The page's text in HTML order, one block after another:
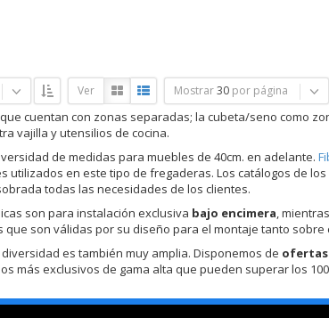
Ver Mostrar 30 por página
que cuentan con zonas separadas; la cubeta/seno como
vajilla y utensilios de cocina.
de medidas para muebles de 40cm. en adelante.
utilizados en este tipo de fregaderas. Los catálogos de
todas las necesidades de los clientes.
son para instalación exclusiva bajo encimera,
que son válidas por su diseño para el montaje tanto sobre
es también muy amplia. Disponemos de ofertas
más exclusivos de gama alta que pueden superar los